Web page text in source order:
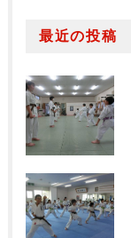
最近の投稿